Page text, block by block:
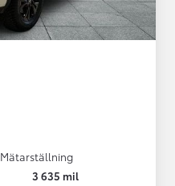
Mätarställning
3 635 mil